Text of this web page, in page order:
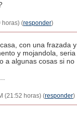
horas) (responder)
con una frazada y
y mojandola, seria
a algunas cosas si no
(21:52 horas) (responder)